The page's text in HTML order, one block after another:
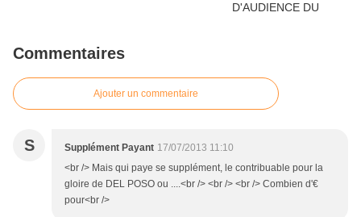
Commentaires
Ajouter un commentaire
S Supplément Payant 17/07/2013 11:10
<br /> Mais qui paye se supplément, le contribuable pour la
gloire de DEL POSO ou ....<br /> <br /> <br /> Combien d'€
pour<br />